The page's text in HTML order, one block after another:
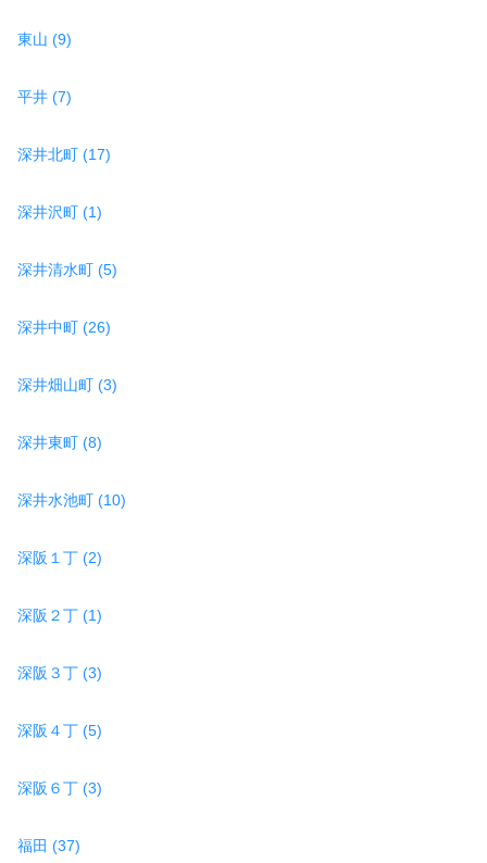
東山 (9)
平井 (7)
深井北町 (17)
深井沢町 (1)
深井清水町 (5)
深井中町 (26)
深井畑山町 (3)
深井東町 (8)
深井水池町 (10)
深阪１丁 (2)
深阪２丁 (1)
深阪３丁 (3)
深阪４丁 (5)
深阪６丁 (3)
福田 (37)